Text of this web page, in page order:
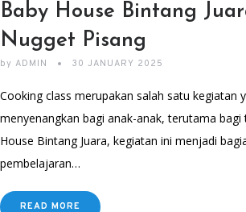
Baby House Bintang
Nugget Pisang
by ADMIN 30 JANUARY 2025
Cooking class merupakan salah satu kegiatan
menyenangkan bagi anak-anak, terutama bagi
House Bintang Juara, kegiatan ini menjadi
pembelajaran…
READ MORE